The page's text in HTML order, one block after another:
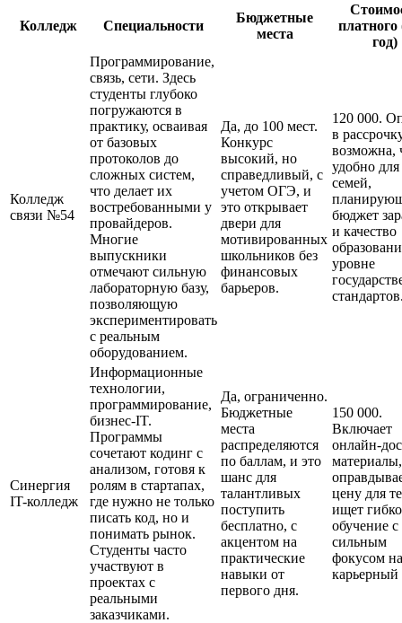
Колледж Специальности
Бюджетные
места
платного
год)
Колледж
связи №54
Программирование,
связь, сети. Здесь
студенты глубоко
погружаются в
практику, осваивая
от базовых
протоколов до
сложных систем,
что делает их
востребованными у
провайдеров.
Многие
выпускники
отмечают сильную
лабораторную базу,
позволяющую
экспериментировать
с реальным
оборудованием.
Да, до 100 мест.
Конкурс
высокий, но
справедливый, с
учетом ОГЭ, и
это открывает
двери для
мотивированных
школьников без
финансовых
барьеров.
120 000.
в
возможна,
удобно для
семей,
бюджет
и качество
уровне
Синергия
IT-колледж
Информационные
технологии,
программирование,
бизнес-IT.
Программы
сочетают кодинг с
анализом, готовя к
ролям в стартапах,
где нужно не только
писать код, но и
понимать рынок.
Студенты часто
участвуют в
проектах с
реальными
заказчиками.
Да, ограниченно.
Бюджетные
места
распределяются
по баллам, и это
шанс для
талантливых
поступить
бесплатно, с
акцентом на
практические
навыки от
первого дня.
150 000.
Включает
онлайн-
цену для
ищет
обучение с
сильным
фокусом на
карьерный